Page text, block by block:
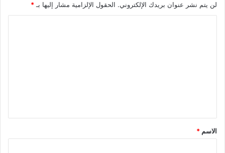
لن يتم نشر عنوان بريدك الإلكتروني. الحقول الإلزامية مشار إليها بـ*
*
الاسم *